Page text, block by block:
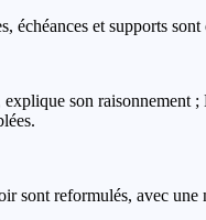
échéances et supports sont
explique son raisonnement
sont reformulés, avec une